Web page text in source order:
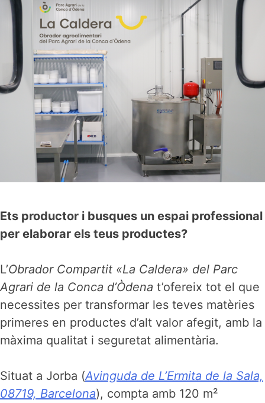
Ets productor i busques un espai professional
per elaborar els teus productes?
L’Obrador Compartit «La Caldera» del Parc
Agrari de la Conca d’Òdena t’ofereix tot el que
necessites per transformar les teves matèries
primeres en productes d’alt valor afegit, amb la
màxima qualitat i seguretat alimentària.
Situat a Jorba (Avinguda de L’Ermita de la Sala,
08719, Barcelona), compta amb 120 m²